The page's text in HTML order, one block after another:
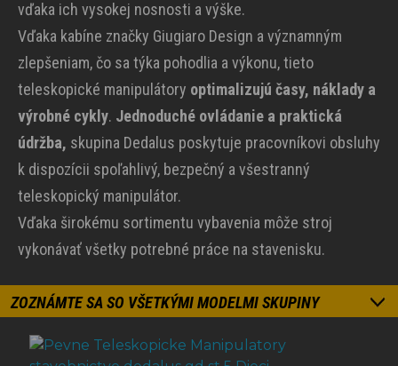
vďaka ich vysokej nosnosti a výške.
Vďaka kabíne značky Giugiaro Design a významným
zlepšeniam, čo sa týka pohodlia a výkonu, tieto
teleskopické manipulátory optimalizujú časy, náklady a
výrobné cykly. Jednoduché ovládanie a praktická
údržba, skupina Dedalus poskytuje pracovníkovi obsluhy
k dispozícii spoľahlivý, bezpečný a všestranný
teleskopický manipulátor.
Vďaka širokému sortimentu vybavenia môže stroj
vykonávať všetky potrebné práce na stavenisku.
ZOZNÁMTE SA SO VŠETKÝMI MODELMI SKUPINY